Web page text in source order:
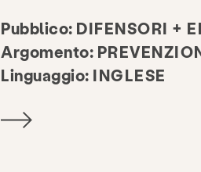
Pubblico: DIFENSORI +
Argomento:
Linguaggio: INGLESE